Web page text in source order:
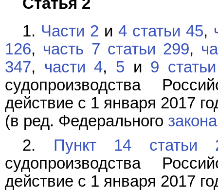
1. Части 2 и4 статьи 45,
126, часть 7 статьи 299,
347, части 4, 5 и 9
судопроизводства
действие с 1 января 2017
(в ред. Федерального закона
2. Пункт 14 статьи
судопроизводства
действие с 1 января 2017